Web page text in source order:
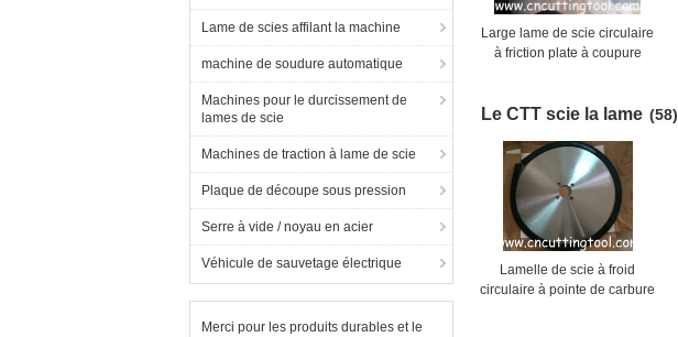
Lame de scies affilant la machine
machine de soudure automatique
Machines pour le durcissement de
lames de scie
Machines de traction à lame de scie
Plaque de découpe sous pression
Serre à vide / noyau en acier
Véhicule de sauvetage électrique
Merci pour les produits durables et le
Large lame de scie circulaire
à friction plate à coupure
Le CTT scie la lame (58)
Lamelle de scie à froid
circulaire à pointe de carbure